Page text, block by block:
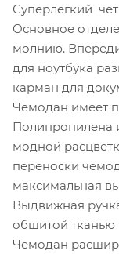
Суперлегкий
Основное
молнию.
для ноутбука
карман для
Чемодан имеет
Полипропилена
модной
переноски
максимальная
Выдвижная
обшитой
Чемодан